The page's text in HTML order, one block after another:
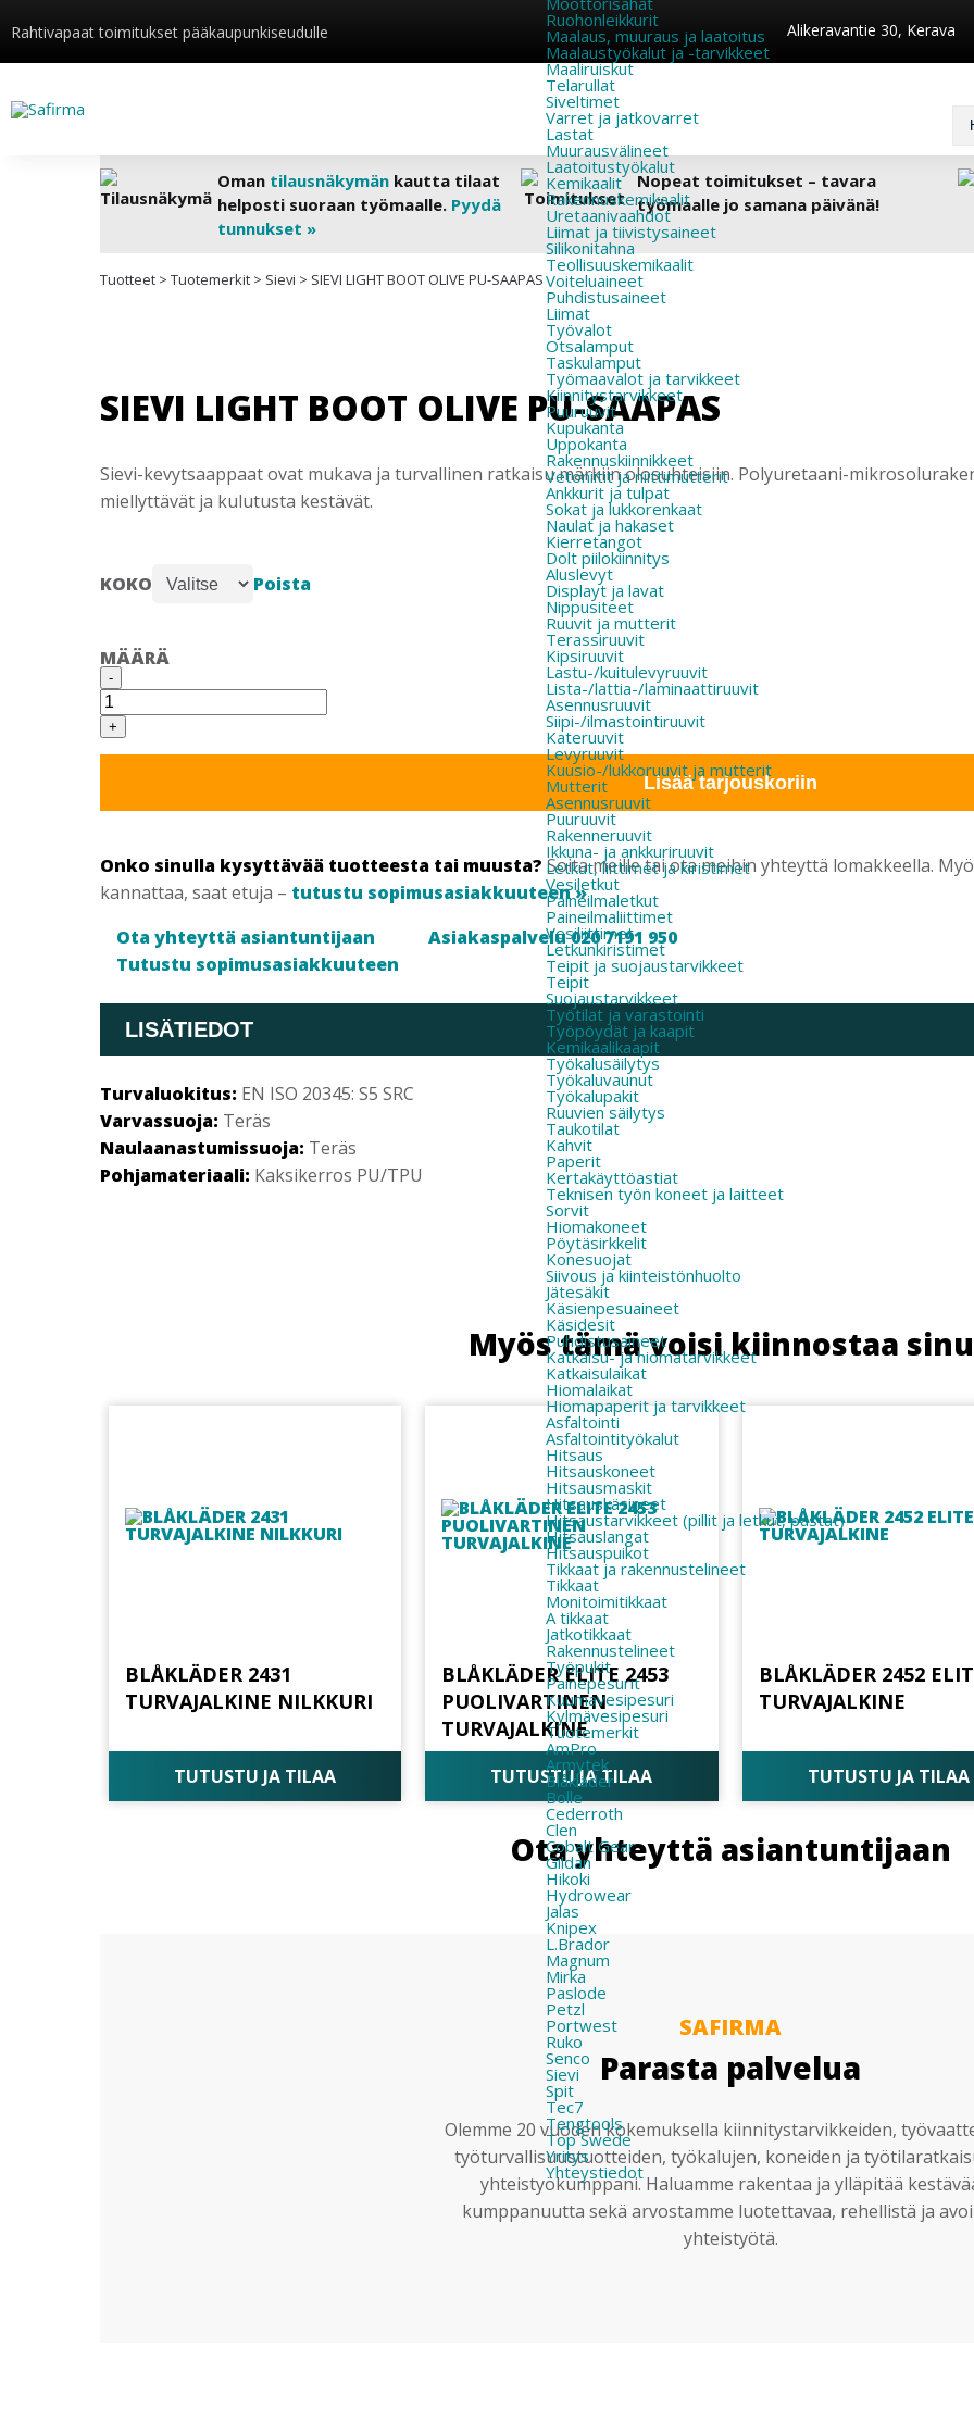
Rahtivapaat toimitukset pääkaupunkiseudulle Alikeravantie 30, Kerava
Ruohonleikkurit
Maalaus, muuraus ja laatoitus
Maalaustyökalut ja -tarvikkeet
Maaliruiskut
Telarullat
Siveltimet
Varret ja jatkovarret
Lastat
Muurausvälineet
Laatoitustyökalut
Kemikaalit
Rakennuskemikaalit
Uretaanivaahdot
Liimat ja tiivistysaineet
Silikonitahna
Teollisuuskemikaalit
Voiteluaineet
Puhdistusaineet
Liimat
Työvalot
Otsalamput
Taskulamput
Työmaavalot ja tarvikkeet
Kiinnitys­tarvikkeet
Puuruuvit
Kupukanta
Uppokanta
Rakennuskiinnikkeet
Vetoniitit ja niittimutterit
Ankkurit ja tulpat
Sokat ja lukkorenkaat
Naulat ja hakaset
Kierretangot
Dolt piilokiinnitys
Aluslevyt
Displayt ja lavat
Nippusiteet
Ruuvit ja mutterit
Terassiruuvit
Kipsiruuvit
Lastu-/kuitulevyruuvit
Lista-/lattia-/laminaattiruuvit
Asennusruuvit
Siipi-/ilmastointiruuvit
Kateruuvit
Levyruuvit
Kuusio-/lukkoruuvit ja mutterit
Mutterit
Asennusruuvit
Puuruuvit
Rakenneruuvit
Ikkuna- ja ankkuriruuvit
Letkut, liittimet ja kiristimet
Vesiletkut
Paineilmaletkut
Paineilmaliittimet
Vesiliittimet
Letkunkiristimet
Teipit ja suojaustarvikkeet
Teipit
Suojaustarvikkeet
Työtilat ja varastointi
Työpöydät ja kaapit
Kemikaalikaapit
Työkalusäilytys
Työkaluvaunut
Työkalupakit
Ruuvien säilytys
Taukotilat
Kahvit
Paperit
Kertakäyttöastiat
Teknisen työn koneet ja laitteet
Sorvit
Hiomakoneet
Pöytäsirkkelit
Konesuojat
Siivous ja kiinteistönhuolto
Jätesäkit
Käsienpesuaineet
Käsidesit
Puhdistusaineet
Katkaisu- ja hiomatarvikkeet
Katkaisulaikat
Hiomalaikat
Hiomapaperit ja tarvikkeet
Asfaltointi
Asfaltointityökalut
Hitsaus
Hitsauskoneet
Hitsausmaskit
Hitsauskäsineet
Hitsaustarvikkeet (pillit ja letkut, pastat)
Hitsauslangat
Hitsauspuikot
Tikkaat ja rakennustelineet
Tikkaat
Monitoimitikkaat
A tikkaat
Jatkotikkaat
Rakennustelineet
Työpukit
Painepesurit
Kuumavesipesuri
Kylmävesipesuri
Tuotemerkit
AmPro
Armytek
Blåkläder
Bolle
Cederroth
Clen
Cobalt Gear
Gildan
Hikoki
Hydrowear
Jalas
Knipex
L.Brador
Magnum
Mirka
Paslode
Petzl
Portwest
Ruko
Senco
Sievi
Spit
Tec7
Tengtools
Top Swede
Yritys
Yhteystiedot
Oman tilausnäkymänkautta tilaat
helposti suoraan työmaalle. Pyydä
tunnukset »
Nopeat toimitukset – tavara
työmaalle jo samana päivänä!
Tuotteet > Tuotemerkit > Sievi > SIEVI LIGHT BOOT OLIVE PU-SAAPAS
SIEVI LIGHT BOOT OLIVE PU-SAAPAS
Sievi-kevytsaappaat ovat mukava ja turvallinen ratkaisu märkiin olosuhteisiin. Polyuretaani-
miellyttävät ja kulutusta kestävät.
KOKO Poista
MÄÄRÄ
SIEVI
LIGHT
BOOT
OLIVE
PU-
SAAPAS
-
+
Lisää tarjouskoriin
Onko sinulla kysyttävää tuotteesta tai muusta? Soita meille tai ota meihin yhteyttä lomakkeella.
kannattaa, saat etuja – tutustu sopimusasiakkuuteen »
Ota yhteyttä asiantuntijaan
Asiakaspalvelu 020 7191 950
Tutustu sopimusasiakkuuteen
LISÄTIEDOT
Turvaluokitus: EN ISO 20345: S5 SRC
Varvassuoja: Teräs
Naulaanastumissuoja: Teräs
Pohjamateriaali: Kaksikerros PU/TPU
Myös tämä voisi kiinnostaa
BLÅKLÄDER 2431
TURVAJALKINE NILKKURI
TUTUSTU JA TILAA
BLÅKLÄDER ELITE 2453
PUOLIVARTINEN
TURVAJALKINE
TUTUSTU JA TILAA
BLÅKLÄDER 2452
TURVAJALKINE
TUTUSTU JA TILAA
Ota yhteyttä asiantuntijaan
SAFIRMA
Parasta palvelua
Olemme 20 vuoden kokemuksella kiinnitystarvikkeiden,
työturvallisuustuotteiden, työkalujen, koneiden ja
yhteistyökumppani. Haluamme rakentaa ja ylläpitää
kumppanuutta sekä arvostamme luotettavaa, rehellistä ja
yhteistyötä.